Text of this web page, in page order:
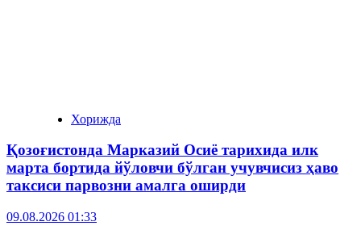
Хорижда
Қозоғистонда Марказий Осиё тарихида илк
марта бортида йўловчи бўлган учувчисиз ҳаво
таксиси парвозни амалга оширди
09.08.2026 01:33